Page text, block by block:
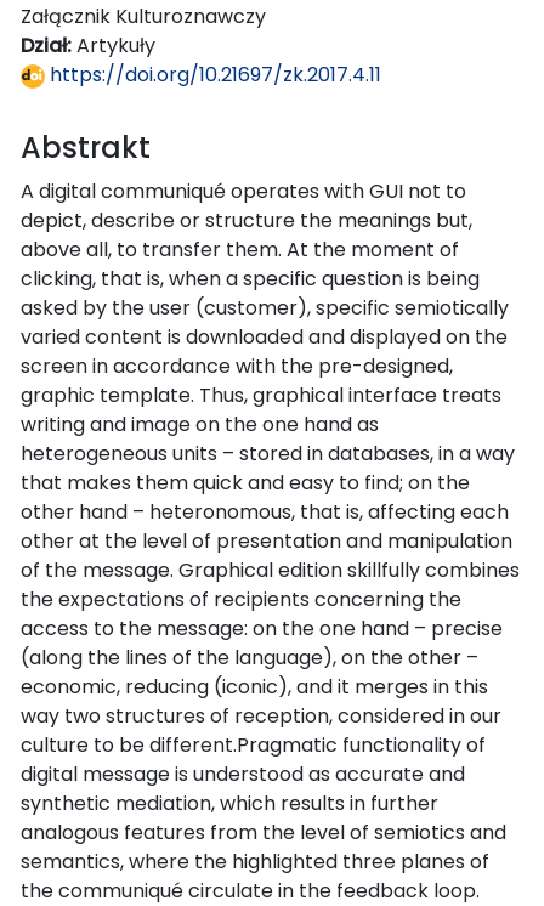
Załącznik Kulturoznawczy
Dział:Artykuły
https://doi.org/10.21697/zk.2017.4.11
Abstrakt
A digital communiqué operates with GUI not to
depict, describe or structure the meanings but,
above all, to transfer them. At the moment of
clicking, that is, when a specific question is being
asked by the user (customer), specific semiotically
varied content is downloaded and displayed on the
screen in accordance with the pre-designed,
graphic template. Thus, graphical interface treats
writing and image on the one hand as
heterogeneous units – stored in databases, in a way
that makes them quick and easy to find; on the
other hand – heteronomous, that is, affecting each
other at the level of presentation and manipulation
of the message. Graphical edition skillfully combines
the expectations of recipients concerning the
access to the message: on the one hand – precise
(along the lines of the language), on the other –
economic, reducing (iconic), and it merges in this
way two structures of reception, considered in our
culture to be different.Pragmatic functionality of
digital message is understood as accurate and
synthetic mediation, which results in further
analogous features from the level of semiotics and
semantics, where the highlighted three planes of
the communiqué circulate in the feedback loop.